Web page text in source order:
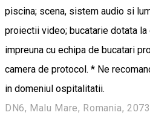
piscina; scena, sistem audio si
proiectii video; bucatarie dotata
impreuna cu echipa de bucatari
camera de protocol. * Ne
in domeniul ospitalitatii.
DN6, Malu Mare, Romania,